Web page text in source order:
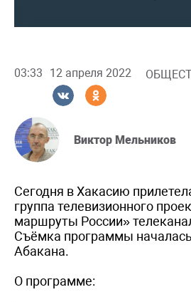
03:33 12 апреля 2022
Виктор Мельников
Сегодня в Хакасию
группа телевизионного
маршруты России»
Съёмка программы
Абакана.
О программе: